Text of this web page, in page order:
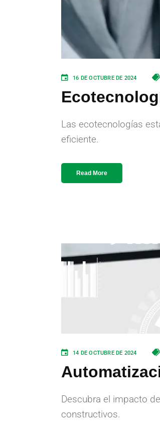
16 DE OCTUBRE DE 2024
Las ecotecnologías
eficiente.
Read More
14 DE OCTUBRE DE 2024
Descubra el impacto
constructivos.